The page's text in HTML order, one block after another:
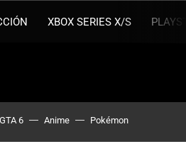
XBOX SERIES X/S
GTA 6 Anime Pokémon